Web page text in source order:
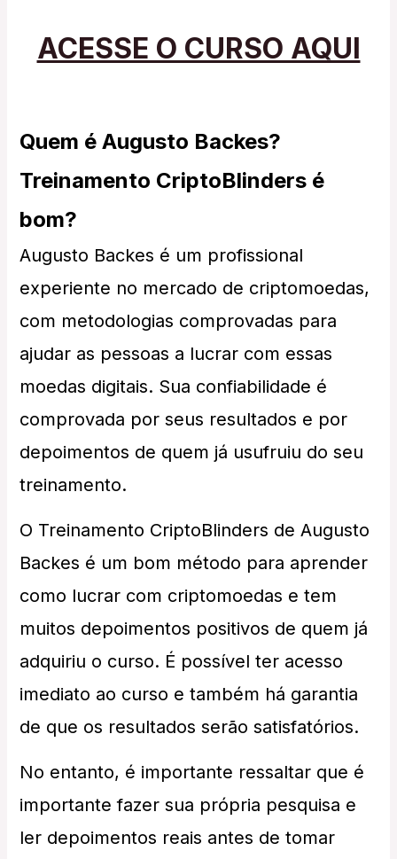
ACESSE O CURSO AQUI
Quem é Augusto Backes?
Treinamento CriptoBlinders é
bom?
Augusto Backes é um profissional
experiente no mercado de criptomoedas,
com metodologias comprovadas para
ajudar as pessoas a lucrar com essas
moedas digitais. Sua confiabilidade é
comprovada por seus resultados e por
depoimentos de quem já usufruiu do seu
treinamento.
O Treinamento CriptoBlinders de Augusto
Backes é um bom método para aprender
como lucrar com criptomoedas e tem
muitos depoimentos positivos de quem já
adquiriu o curso. É possível ter acesso
imediato ao curso e também há garantia
de que os resultados serão satisfatórios.
No entanto, é importante ressaltar que é
importante fazer sua própria pesquisa e
ler depoimentos reais antes de tomar